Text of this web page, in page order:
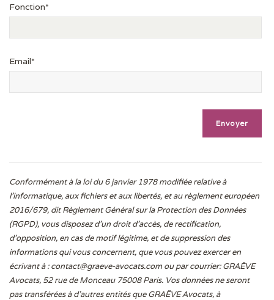
Fonction*
Email*
Conformément à la loi du 6 janvier 1978 modifiée relative à
l'informatique, aux fichiers et aux libertés, et au règlement européen
2016/679, dit Règlement Général sur la Protection des Données
(RGPD), vous disposez d’un droit d’accès, de rectification,
d’opposition, en cas de motif légitime, et de suppression des
informations qui vous concernent, que vous pouvez exercer en
écrivant à :contact@graeve-avocats.com ou par courrier: GRAËVE
Avocats, 52 rue de Monceau 75008 Paris. Vos données ne seront
pas transférées à d’autres entités que GRAËVE Avocats, à